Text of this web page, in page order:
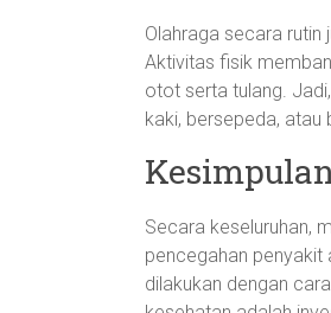
Olahraga secara rutin
Aktivitas fisik
otot serta tulang.
kaki, bersepeda, atau
Secara keseluruhan,
pencegahan penyakit
dilakukan dengan